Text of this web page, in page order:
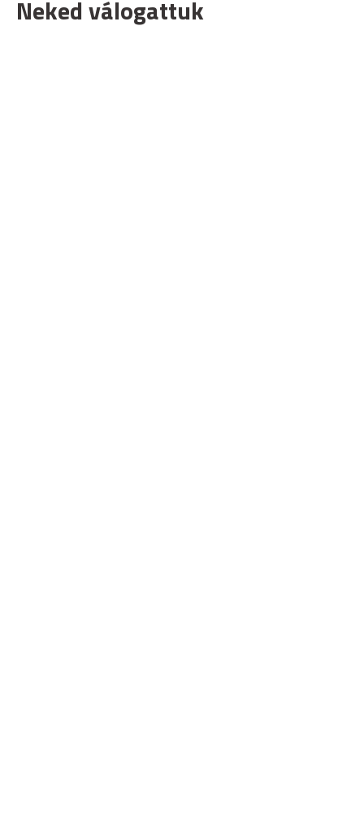
Neked válogattuk